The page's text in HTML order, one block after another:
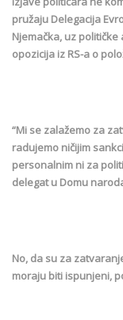
pružaju Delegacija
Njemačka, uz političke
opozicija iz RS-a o
“Mi se zalažemo za
radujemo ničijim
personalnim ni za
delegat u Domu
No, da su za
moraju biti ispunjeni,